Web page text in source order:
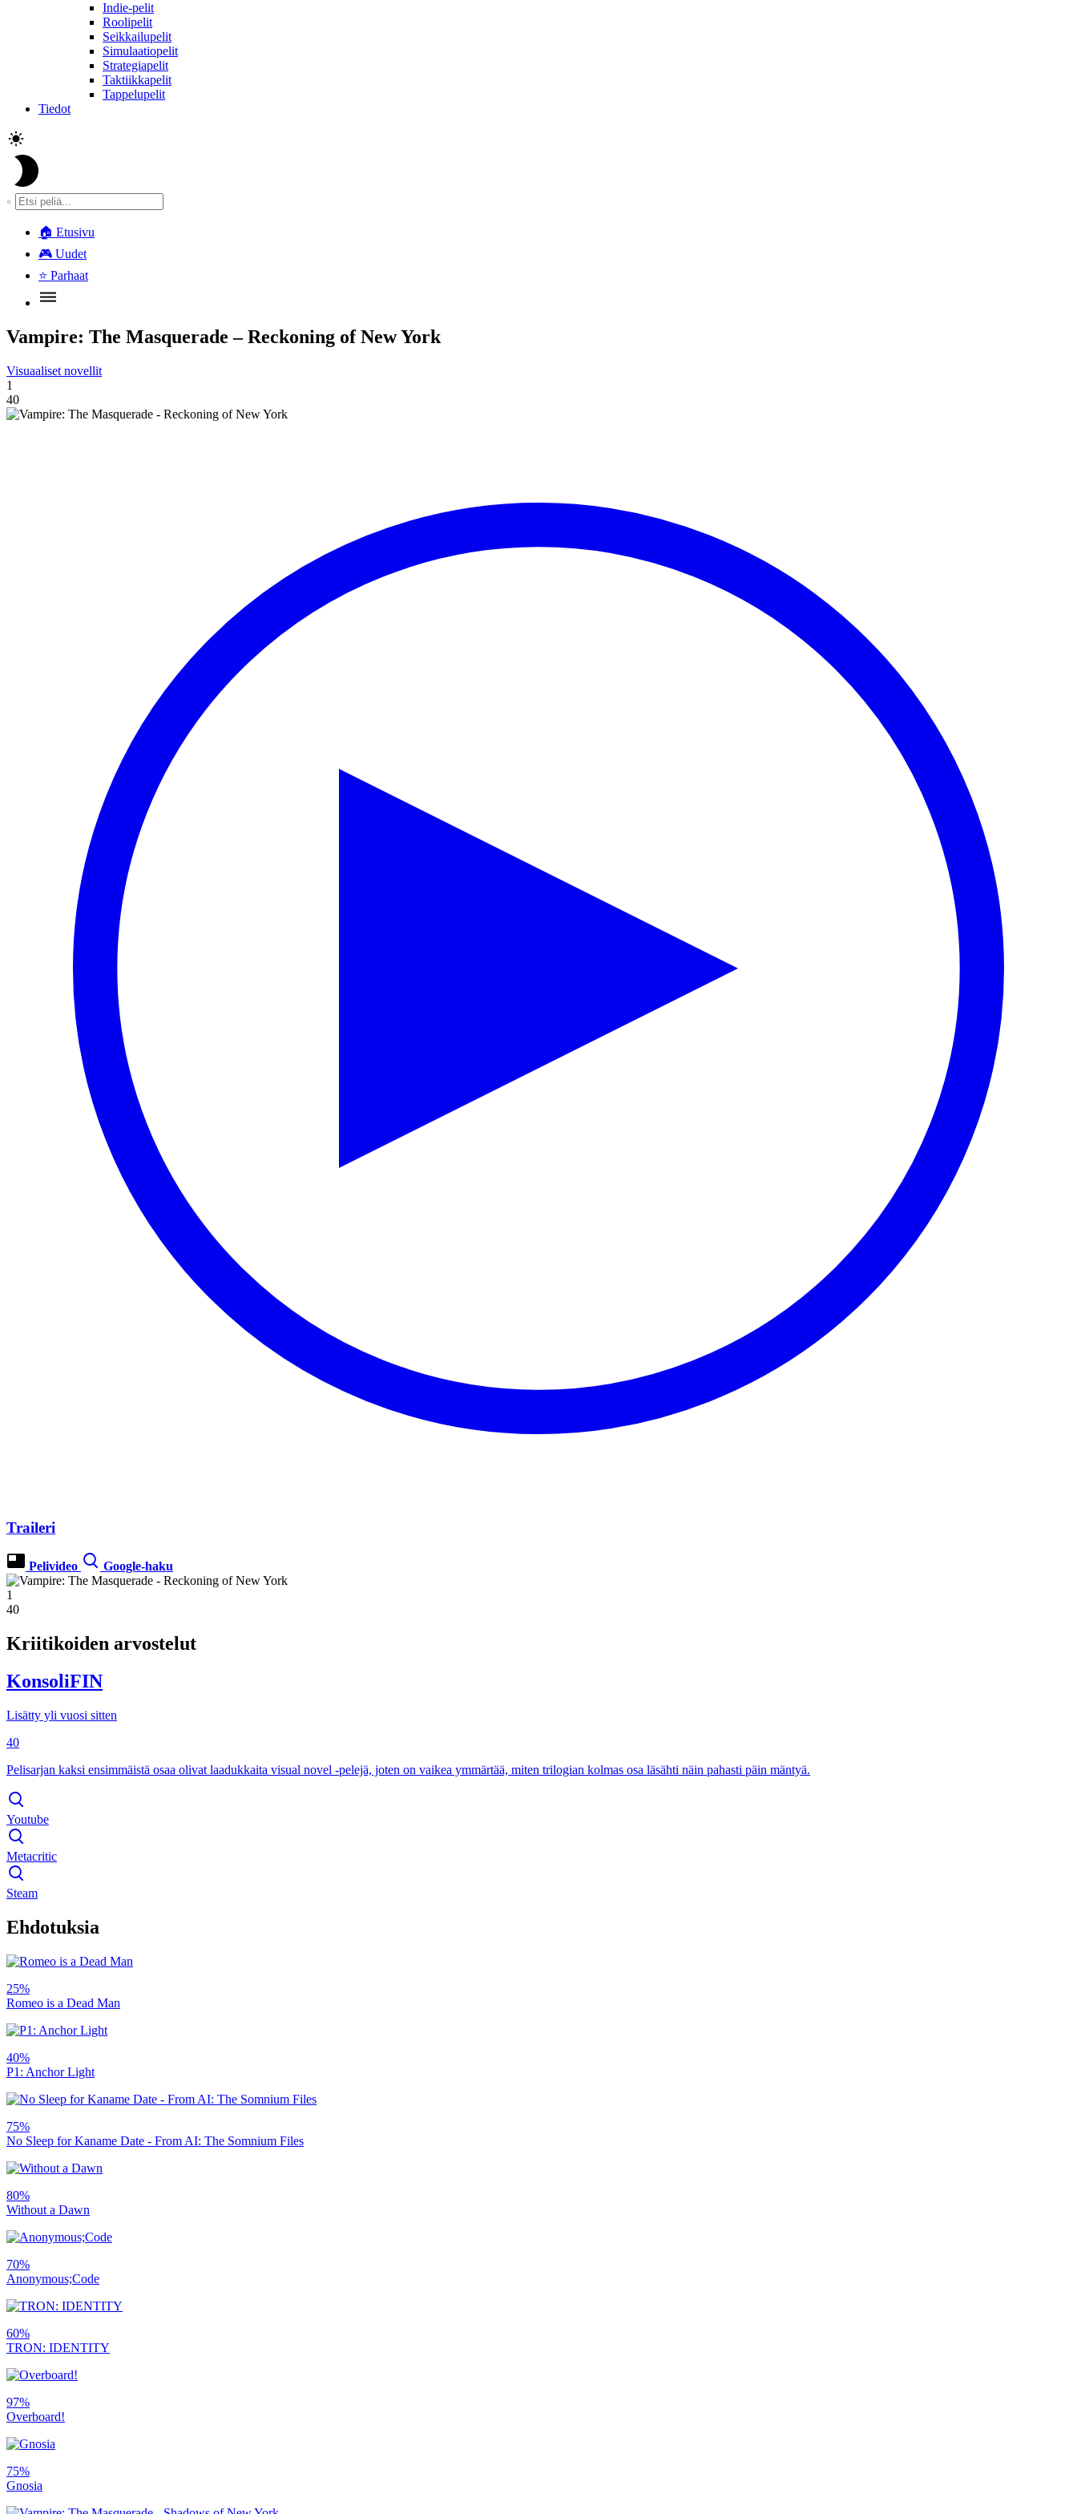
Indie-pelit
Roolipelit
Seikkailupelit
Simulaatiopelit
Strategiapelit
Taktiikkapelit
Tappelupelit
Tiedot
🏠 Etusivu
🎮 Uudet
⭐ Parhaat
Vampire: The Masquerade – Reckoning of New York
Visuaaliset novellit
1
40
Traileri
Pelivideo Google-haku
1
40
Kriitikoiden arvostelut
KonsoliFIN
Lisätty yli vuosi sitten
40
Pelisarjan kaksi ensimmäistä osaa olivat laadukkaita visual novel -pelejä, joten on vaikea ymmärtää, miten trilogian kolmas osa läsähti näin pahasti päin mäntyä.
Youtube
Metacritic
Steam
Ehdotuksia
25%
Romeo is a Dead Man
40%
P1: Anchor Light
75%
No Sleep for Kaname Date - From AI: The Somnium Files
80%
Without a Dawn
70%
Anonymous;Code
60%
TRON: IDENTITY
97%
Overboard!
75%
Gnosia